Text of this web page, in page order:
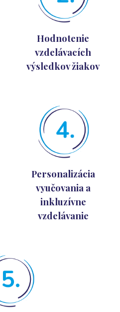
Hodnotenie
vzdelávacích
výsledkov žiakov
Personalizácia
vyučovania a
inkluzívne
vzdelávanie